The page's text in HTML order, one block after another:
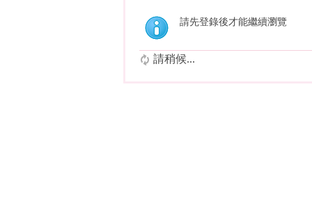
請先登錄後才能繼續瀏覽
請稍候...